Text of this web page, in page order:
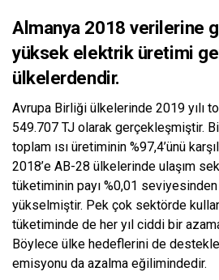
Almanya 2018 verilerine
yüksek elektrik üretimi
ülkelerdendir.
Avrupa Birliği ülkelerinde 2019 yılı
549.707 TJ olarak gerçekleşmiştir.
toplam ısı üretiminin %97,4’ünü
2018’e AB-28 ülkelerinde ulaşım
tüketiminin payı %0,01
yükselmiştir. Pek çok sektörde
tüketiminde de her yıl ciddi bir
Böylece ülke hedeflerini de
emisyonu da azalma eğilimindedir.